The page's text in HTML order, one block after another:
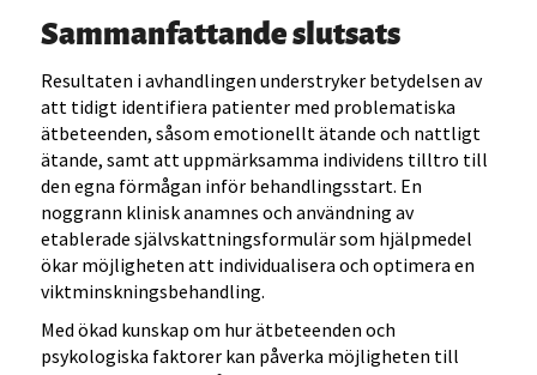
Sammanfattande slutsats
Resultaten i avhandlingen understryker betydelsen av
att tidigt identifiera patienter med problematiska
ätbeteenden, såsom emotionellt ätande och nattligt
ätande, samt att uppmärksamma individens tilltro till
den egna förmågan inför behandlingsstart. En
noggrann klinisk anamnes och användning av
etablerade självskattningsformulär som hjälpmedel
ökar möjligheten att individualisera och optimera en
viktminskningsbehandling.
Med ökad kunskap om hur ätbeteenden och
psykologiska faktorer kan påverka möjligheten till